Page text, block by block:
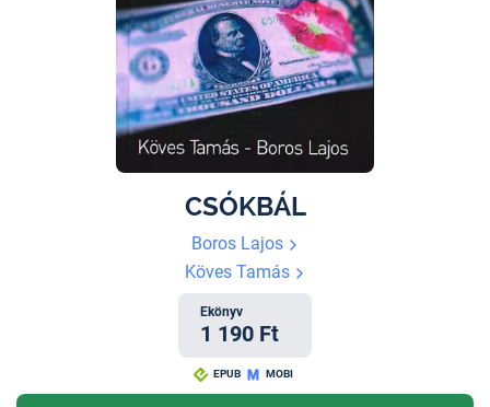
CSÓKBÁL
Boros Lajos
Köves Tamás
Ekönyv
1 190 Ft
EPUB MOBI